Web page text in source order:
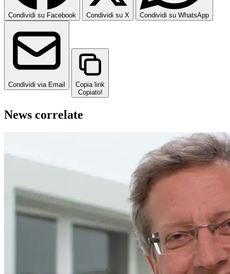
Condividi su Facebook Condividi su X Condividi su WhatsApp
Condividi via Email
Copia link
Copiato!
News correlate